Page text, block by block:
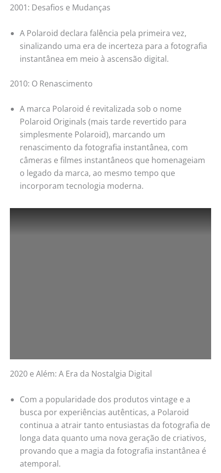
2001: Desafios e Mudanças
A Polaroid declara falência pela primeira vez,
sinalizando uma era de incerteza para a fotografia
instantânea em meio à ascensão digital.
2010: O Renascimento
A marca Polaroid é revitalizada sob o nome
Polaroid Originals (mais tarde revertido para
simplesmente Polaroid), marcando um
renascimento da fotografia instantânea, com
câmeras e filmes instantâneos que homenageiam
o legado da marca, ao mesmo tempo que
incorporam tecnologia moderna.
2020 e Além: A Era da Nostalgia Digital
Com a popularidade dos produtos vintage e a
busca por experiências autênticas, a Polaroid
continua a atrair tanto entusiastas da fotografia de
longa data quanto uma nova geração de criativos,
provando que a magia da fotografia instantânea é
atemporal.